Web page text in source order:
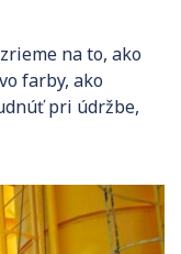
na to, ako
farby, ako
pri údržbe,